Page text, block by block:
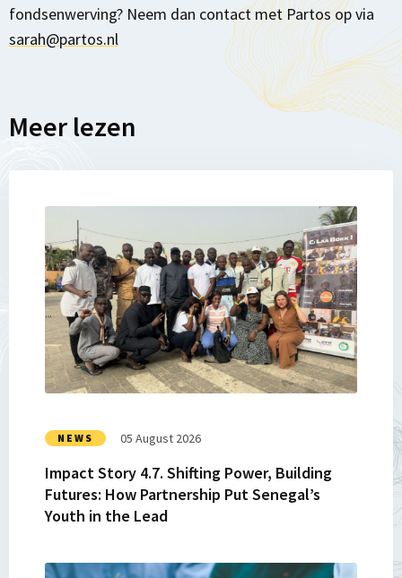
fondsenwerving? Neem dan contact met Partos op via
sarah@partos.nl
Meer lezen
NEWS 05 August 2026
Impact Story 4.7. Shifting Power, Building
Futures: How Partnership Put Senegal’s
Youth in the Lead
more
about
Impact
Story
4.7.
Shifting
Power,
Building
How
Put
Senegal’s
Youth
the
Read